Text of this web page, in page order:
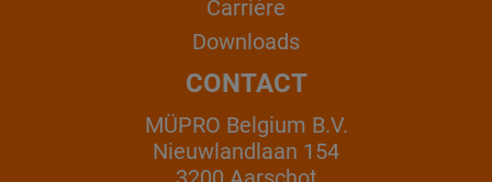
Carrière
Downloads
CONTACT
MÜPRO Belgium B.V.
Nieuwlandlaan 154